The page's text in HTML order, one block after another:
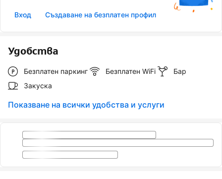
Вход Създаване на безплатен профил
Удобства
Безплатен паркинг Безплатен WiFi
Бар
Закуска
Показване на всички удобства и услуги